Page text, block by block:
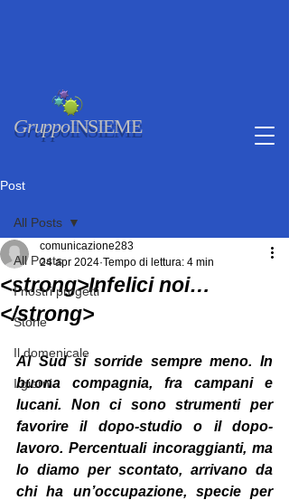
GruppoINSIEME
Post
All Posts
I nostri progetti
Storie
Il domenicale
I giorni
All Posts
<strong>Infelici noi…
</strong>
comunicazione283
24 apr 2024 Tempo di lettura: 4 min
Al Sud si sorride sempre meno. In
buona compagnia, fra campani e
lucani. Non ci sono strumenti per
favorire il dopo-studio o il dopo-
lavoro. Percentuali incoraggianti, ma
lo diamo per scontato, arrivano da
chi ha un’occupazione, specie per